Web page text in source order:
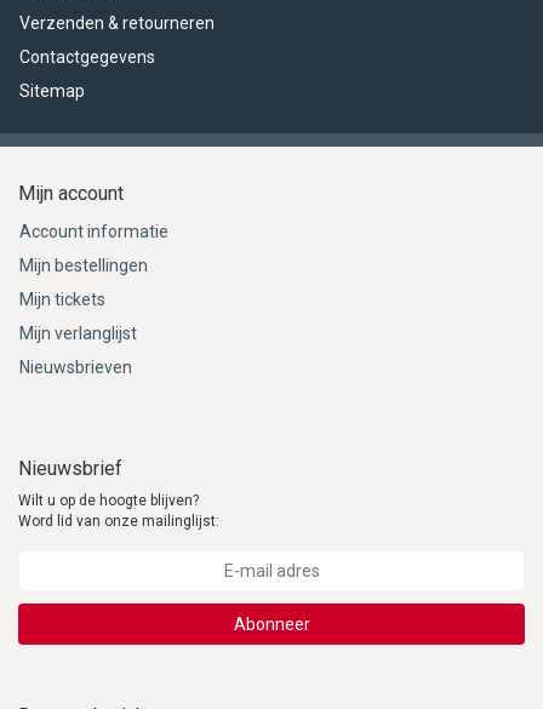
Verzenden & retourneren
Contactgegevens
Sitemap
Mijn account
Account informatie
Mijn bestellingen
Mijn tickets
Mijn verlanglijst
Nieuwsbrieven
Nieuwsbrief
Wilt u op de hoogte blijven?
Word lid van onze mailinglijst:
Abonneer